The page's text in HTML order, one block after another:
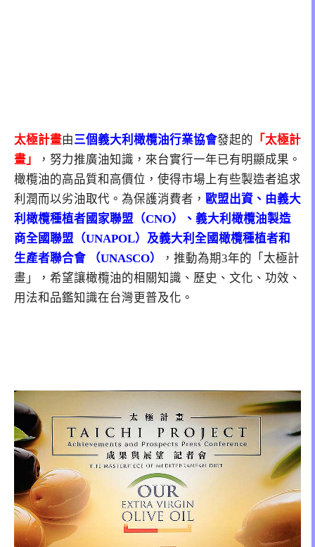
太極計畫由三個義大利橄欖油行業協會發起的 「太極計
畫」
，努力推廣油知識，來台實行一年已有明顯成果。
橄欖油的高品質和高價位，使得市場上有些製造者追求
利潤而以劣油取代。為保護消費者， 歐盟出資、由義大
利橄欖種植者國家聯盟（CNO）、義大利橄欖油製造
商全國聯盟（UNAPOL）及義大利全國橄欖種植者和
生產者聯合會 （UNASCO）
，推動為期3年的「太極計
畫」，希望讓橄欖油的相關知識、歷史、文化、功效、
用法和品鑑知識在台灣更普及化。